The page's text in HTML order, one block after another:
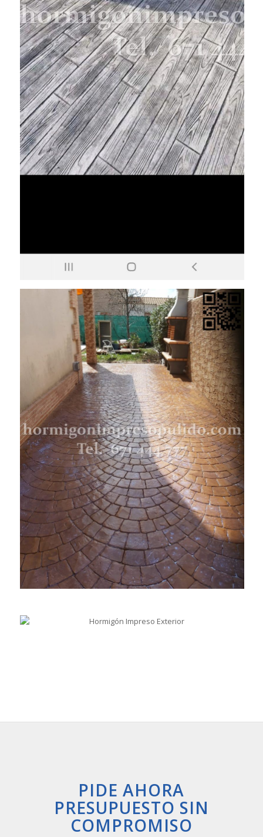
PIDE AHORA
PRESUPUESTO SIN
COMPROMISO